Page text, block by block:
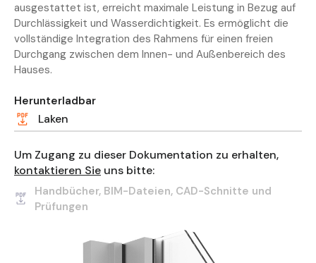
ausgestattet ist, erreicht maximale Leistung in Bezug auf
Durchlässigkeit und Wasserdichtigkeit. Es ermöglicht die
vollständige Integration des Rahmens für einen freien
Durchgang zwischen dem Innen- und Außenbereich des
Hauses.
Herunterladbar
Laken
Um Zugang zu dieser Dokumentation zu erhalten,
kontaktieren Sie uns bitte:
Handbücher, BIM-Dateien, CAD-Schnitte und
Prüfungen